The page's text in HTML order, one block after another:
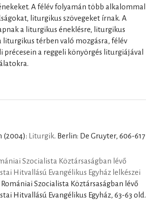
A félév folyamán több alkalommal
liturgikus szövegeket írnak. A
a liturgikus éneklésre, liturgikus
liturgikus térben való mozgásra, félév
précesein a reggeli könyörgés liturgiájával
(2004): Liturgik. Berlin: De Gruyter, 606-617
Szocialista Köztársaságban lévő
Hitvallású Evangélikus Egyház lelkészei
Romániai Szocialista Köztársaságban lévő
Hitvallású Evangélikus Egyház, 63-63 old.